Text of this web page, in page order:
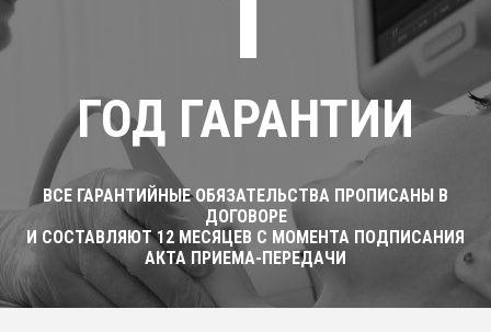
ГОД ГАРАНТИИ
ВСЕ ГАРАНТИЙНЫЕ ОБЯЗАТЕЛЬСТВА ПРОПИСАНЫ В
ДОГОВОРЕ
И СОСТАВЛЯЮТ 12 МЕСЯЦЕВ С МОМЕНТА ПОДПИСАНИЯ
АКТА ПРИЕМА-ПЕРЕДАЧИ